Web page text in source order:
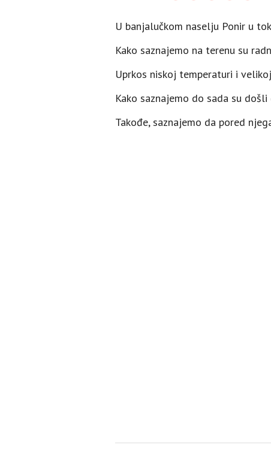
U banjalučkom naselju Ponir u
Kako saznajemo na terenu su
Uprkos niskoj temperaturi i
Kako saznajemo do sada su
Takođe, saznajemo da pored